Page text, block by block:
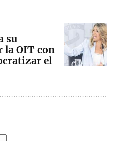
su
OIT con
el